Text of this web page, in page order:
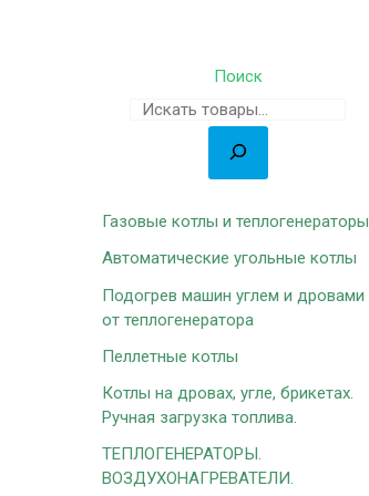
Поиск
Газовые котлы и теплогенераторы
Автоматические угольные котлы
Подогрев машин углем и дровами
от теплогенератора
Пеллетные котлы
Котлы на дровах, угле, брикетах.
Ручная загрузка топлива.
ТЕПЛОГЕНЕРАТОРЫ.
ВОЗДУХОНАГРЕВАТЕЛИ.